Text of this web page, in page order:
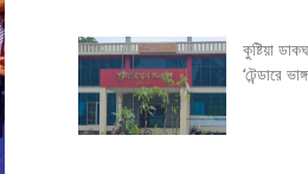
কুষ্টিয়া
‘টেন্ডারে